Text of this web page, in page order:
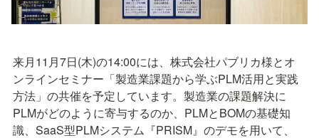
来月11月7日(木)の14:00には、株式会社パブリカ様とオ
ンラインセミナー「製造業課題から学ぶPLM活用と実践
方法」の共催を予定しています。製造業の課題解決に
PLMがどのように寄与するのか、PLMとBOMの基礎知
識、SaaS型PLMシステム『PRISM』のデモを用いて、